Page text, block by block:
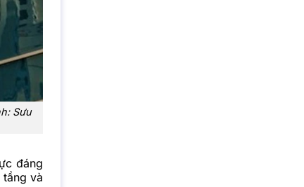
Sưu
đáng
và